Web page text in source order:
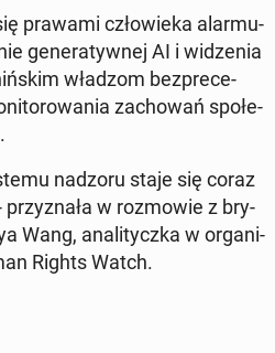
prawami czło­wie­ka alar­mu­
ge­ne­ra­tyw­nej AI i wi­dze­nia
władzom bez­pre­ce­
za­cho­wań spo­łe­
nadzoru staje się coraz
przy­zna­ła w roz­mo­wie z bry­
Wang, ana­li­tycz­ka w or­ga­ni­
Rights Watch.